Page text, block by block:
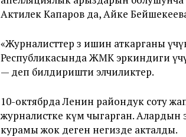
жаңылыктары
Актилек Капаров да, Айке
«Журналисттер өз ишин аткарганы
Республикасында ЖМК эркиндиги үчүн
— деп билдиришти элчиликтер.
10-октябрда Ленин райондук соту
журналистке өкүм чыгарган. Алардын
курамы жок деген негизде акталды.